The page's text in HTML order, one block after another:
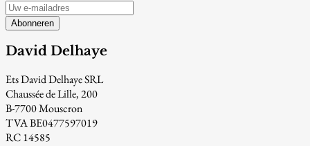
Abonneren
David Delhaye
Ets David Delhaye SRL
Chaussée de Lille, 200
B-7700 Mouscron
TVA BE0477597019
RC 14585